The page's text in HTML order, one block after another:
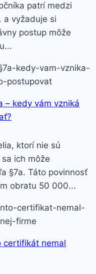
patrí medzi
a vyžaduje si
postup môže
– kedy vám vzniká
ktorí nie sú
ich môže
§7a. Táto povinnosť
obratu 50 000...
certifikát nemal